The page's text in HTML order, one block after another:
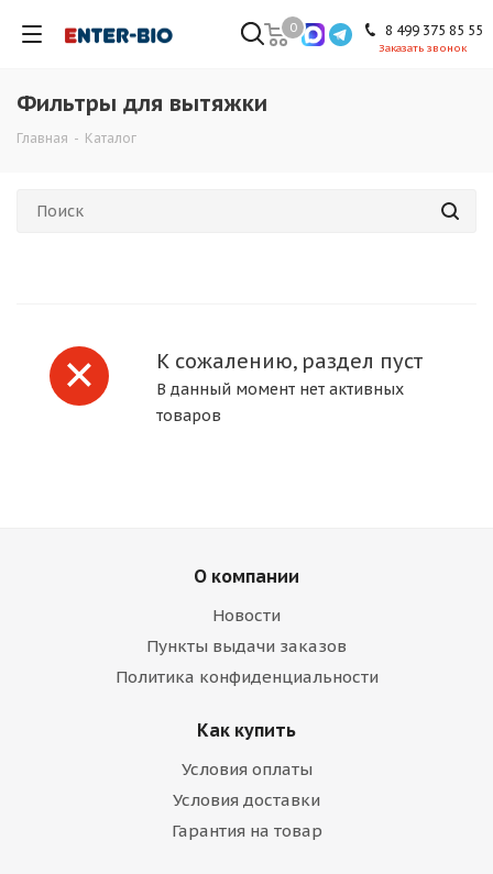
8 499 375 85 55
Заказать звонок
0
Фильтры для вытяжки
Главная - Каталог
К сожалению, раздел пуст
В данный момент нет активных
товаров
О компании
Новости
Пункты выдачи заказов
Политика конфиденциальности
Как купить
Условия оплаты
Условия доставки
Гарантия на товар